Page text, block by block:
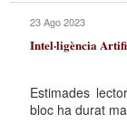
23 Ago 2023
Intel·ligència
Estimades
bloc ha durat